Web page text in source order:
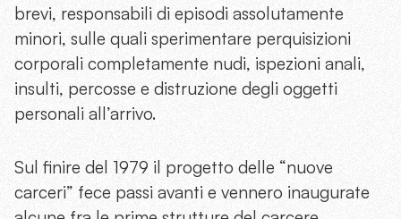
brevi, responsabili di episodi assolutamente
minori, sulle quali sperimentare perquisizioni
corporali completamente nudi, ispezioni anali,
insulti, percosse e distruzione degli oggetti
personali all’arrivo.
Sul finire del 1979 il progetto delle “nuove
carceri” fece passi avanti e vennero inaugurate